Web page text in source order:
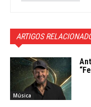
ARTIGOS
Música